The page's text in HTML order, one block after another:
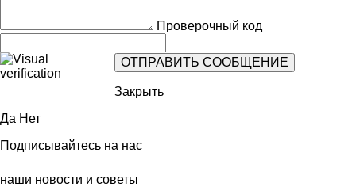
Проверочный код
Закрыть
Да Нет
Подписывайтесь на нас
наши новости и советы